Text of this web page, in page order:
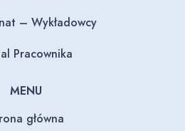
– Wykładowcy
Pracownika
MENU
główna